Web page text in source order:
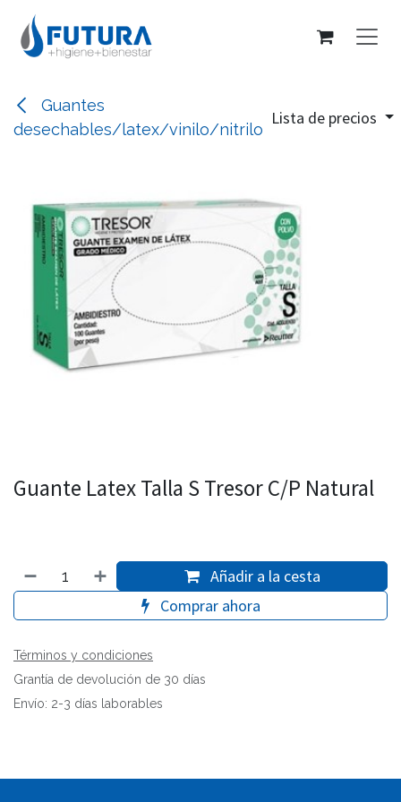
Ir al contenido
Guantes
desechables/latex/vinilo/nitrilo
Lista de precios
Guante Latex Talla S Tresor C/P Natural
Añadir a la cesta
Comprar ahora
Términos y condiciones
Grantía de devolución de 30 días
Envío: 2-3 días laborables